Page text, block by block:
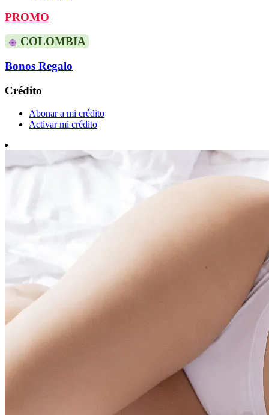
PROMO
COLOMBIA
Bonos Regalo
Crédito
Abonar a mi crédito
Activar mi crédito